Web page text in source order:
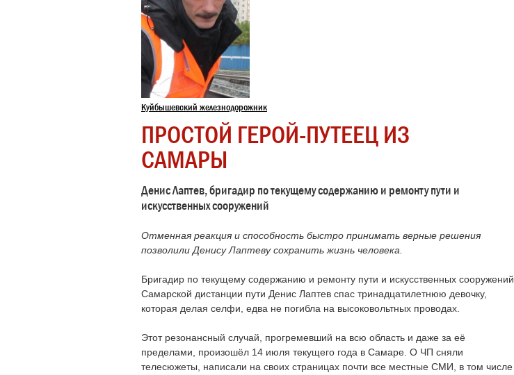
Куйбышевский железнодорожник
ПРОСТОЙ ГЕРОЙ-ПУТЕЕЦ ИЗ
САМАРЫ
Денис Лаптев, бригадир по текущему содержанию и ремонту пути и
искусственных сооружений
Отменная реакция и способность быстро принимать верные решения
позволили Денису Лаптеву сохранить жизнь человека.
Бригадир по текущему содержанию и ремонту пути и искусственных сооружений
Самарской дистанции пути Денис Лаптев спас тринадцатилетнюю девочку,
которая делая селфи, едва не погибла на высоковольтных проводах.
Этот резонансный случай, прогремевший на всю область и даже за её
пределами, произошёл 14 июля текущего года в Самаре. О ЧП сняли
телесюжеты, написали на своих страницах почти все местные СМИ, в том числе